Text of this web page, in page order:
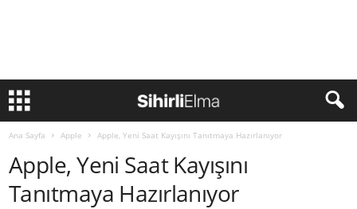
Ana Sayfa Apple Apple, Yeni Saat Kayışını Tanıtmaya Hazırlanıyor
Apple, Yeni Saat Kayışını
Tanıtmaya Hazırlanıyor